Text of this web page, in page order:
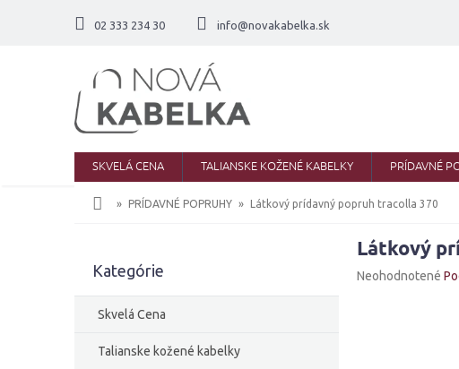
02 333 234 30 info@novakabelka.sk
SKVELÁ CENA TALIANSKE KOŽENÉ KABELKY PRÍDAVNÉ
Domov
PRÍDAVNÉ POPRUHY Látkový prídavný popruh tracolla 370
č
Preskočiť
Kategórie
Skvelá Cena
Talianske kožené kabelky
Látkový
Priemerné
Neohodnotené